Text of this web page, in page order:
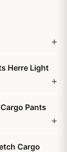
Herre Light
Pants
Cargo